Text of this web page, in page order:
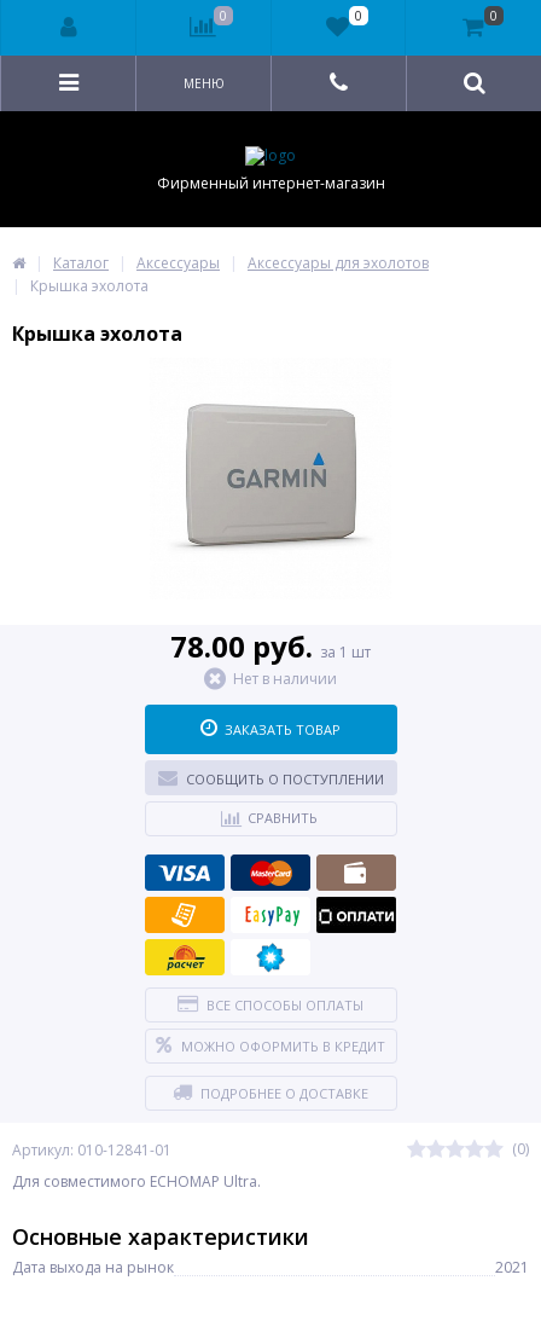
Фирменный интернет-магазин
МЕНЮ
Каталог Аксессуары
Аксессуары для эхолотов
Крышка эхолота
Крышка эхолота
Артикул: 010-12841-01
(0)
Для совместимого ECHOMAP Ultra.
78.00 руб. за 1 шт
Нет в наличии
ЗАКАЗАТЬ ТОВАР
СООБЩИТЬ О ПОСТУПЛЕНИИ
СРАВНИТЬ
ВСЕ СПОСОБЫ ОПЛАТЫ
МОЖНО ОФОРМИТЬ В КРЕДИТ
ПОДРОБНЕЕ О ДОСТАВКЕ
Основные характеристики
Дата выхода на рынок 2021
0 0 0